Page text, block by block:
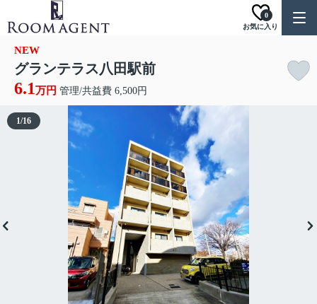
お気に入り
0
NEW
グランテラス八田駅前
6.1万円 管理/共益費 6,500円
1/16